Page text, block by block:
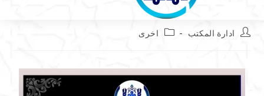
ادارة المكتب اخرى